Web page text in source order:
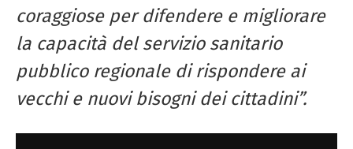
coraggiose per difendere e migliorare
la capacità del servizio sanitario
pubblico regionale di rispondere ai
vecchi e nuovi bisogni dei cittadini”.